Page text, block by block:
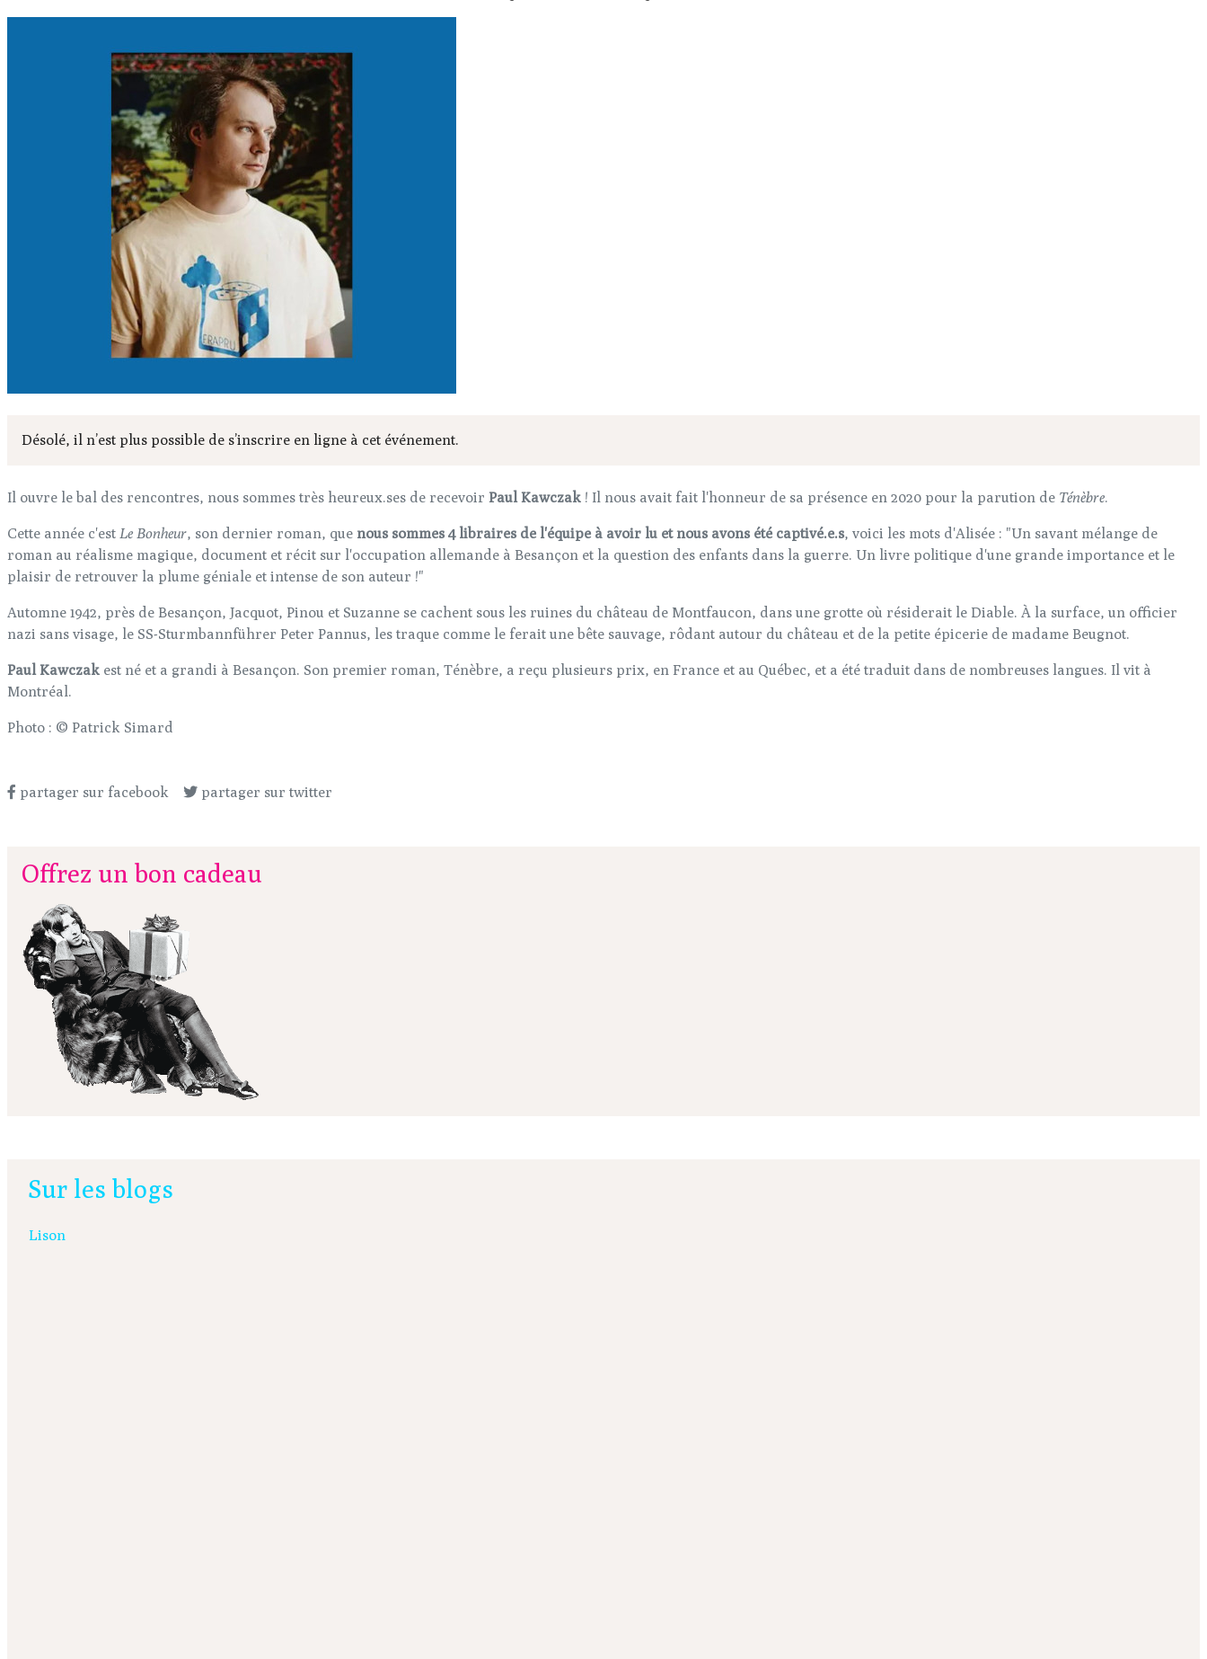
Désolé, il n’est plus possible de s’inscrire en ligne à cet événement.
Il ouvre le bal des rencontres, nous sommes très heureux.ses de recevoir Paul Kawczak ! Il nous avait fait l'honneur de sa présence en 2020 pour la parution de Ténèbre.
Cette année c'est Le Bonheur, son dernier roman, que nous sommes 4 libraires de l'équipe à avoir lu et nous avons été captivé.e.s, voici les mots d'Alisée : "Un savant mélange de
roman au réalisme magique, document et récit sur l'occupation allemande à Besançon et la question des enfants dans la guerre. Un livre politique d'une grande importance et le
plaisir de retrouver la plume géniale et intense de son auteur !"
Automne 1942, près de Besançon, Jacquot, Pinou et Suzanne se cachent sous les ruines du château de Montfaucon, dans une grotte où résiderait le Diable. À la surface, un officier
nazi sans visage, le SS-Sturmbannführer Peter Pannus, les traque comme le ferait une bête sauvage, rôdant autour du château et de la petite épicerie de madame Beugnot.
Paul Kawczak est né et a grandi à Besançon. Son premier roman, Ténèbre, a reçu plusieurs prix, en France et au Québec, et a été traduit dans de nombreuses langues. Il vit à
Montréal.
Photo : © Patrick Simard
partager sur facebook partager sur twitter
Offrez un bon cadeau
Sur les blogs
Lison